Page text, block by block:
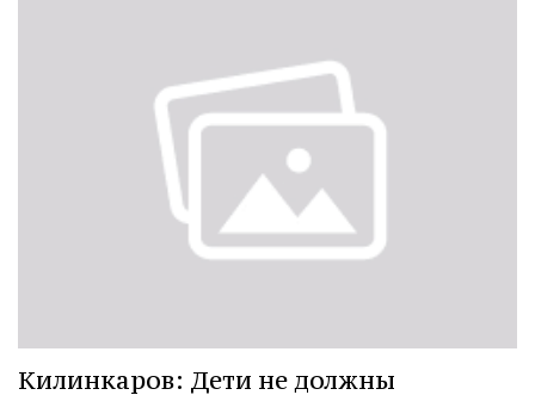
Килинкаров: Дети не должны